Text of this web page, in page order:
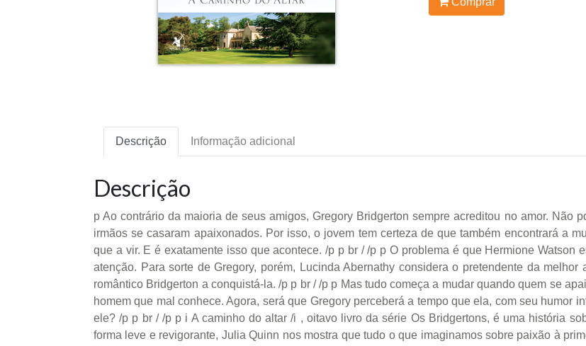
Descrição Informação adicional
Descrição
p Ao contrário da maioria de seus amigos, Gregory Bridgerton sempre acreditou no amor. Não
irmãos se casaram apaixonados. Por isso, o jovem tem certeza de que também encontrará a
que a vir. E é exatamente isso que acontece. /p p br / /p p O problema é que Hermione Watson
atenção. Para sorte de Gregory, porém, Lucinda Abernathy considera o pretendente da
romântico Bridgerton a conquistá-la. /p p br / /p p Mas tudo começa a mudar quando quem se
homem que mal conhece. Agora, será que Gregory perceberá a tempo que ela, com seu humor
ele? /p p br / /p p i A caminho do altar /i , oitavo livro da série Os Bridgertons, é uma história
forma leve e revigorante, Julia Quinn nos mostra que tudo o que imaginamos sobre paixão à